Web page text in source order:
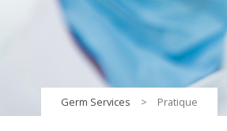
Germ Services > Pratique